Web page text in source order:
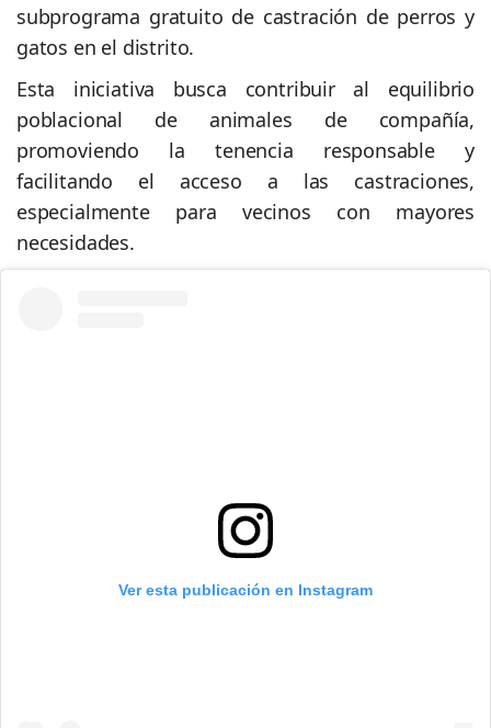
subprograma gratuito de castración de perros y
gatos en el distrito.
Esta iniciativa busca contribuir al equilibrio
poblacional de animales de compañía,
promoviendo la tenencia responsable y
facilitando el acceso a las castraciones,
especialmente para vecinos con mayores
necesidades.
Ver esta publicación en Instagram